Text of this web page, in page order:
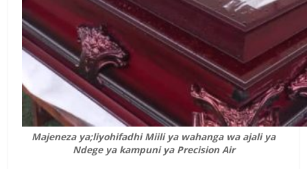
Majeneza ya;liyohifadhi Miili ya wahanga wa ajali ya
Ndege ya kampuni ya Precision Air